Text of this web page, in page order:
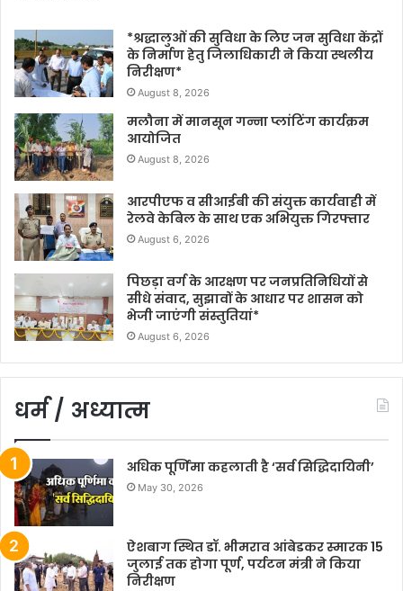
*श्रद्धालुओं की सुविधा के लिए जन सुविधा केंद्रों
के निर्माण हेतु जिलाधिकारी ने किया स्थलीय
निरीक्षण*
August 8, 2026
मलौना में मानसून गन्ना प्लांटिंग कार्यक्रम
आयोजित
August 8, 2026
आरपीएफ व सीआईबी की संयुक्त कार्यवाही में
रेलवे केबिल के साथ एक अभियुक्त गिरफ्तार
August 6, 2026
पिछड़ा वर्ग के आरक्षण पर जनप्रतिनिधियों से
सीधे संवाद, सुझावों के आधार पर शासन को
भेजी जाएंगी संस्तुतियां*
August 6, 2026
धर्म / अध्यात्म
अधिक पूर्णिमा कहलाती है ‘सर्व सिद्धिदायिनी’
May 30, 2026
ऐशबाग स्थित डॉ. भीमराव आंबेडकर स्मारक 15
जुलाई तक होगा पूर्ण, पर्यटन मंत्री ने किया
निरीक्षण